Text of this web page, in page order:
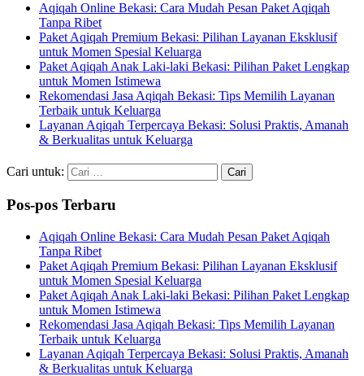
Aqiqah Online Bekasi: Cara Mudah Pesan Paket Aqiqah
Tanpa Ribet
Paket Aqiqah Premium Bekasi: Pilihan Layanan Eksklusif
untuk Momen Spesial Keluarga
Paket Aqiqah Anak Laki-laki Bekasi: Pilihan Paket Lengkap
untuk Momen Istimewa
Rekomendasi Jasa Aqiqah Bekasi: Tips Memilih Layanan
Terbaik untuk Keluarga
Layanan Aqiqah Terpercaya Bekasi: Solusi Praktis, Amanah
& Berkualitas untuk Keluarga
Cari untuk:
Pos-pos Terbaru
Aqiqah Online Bekasi: Cara Mudah Pesan Paket Aqiqah
Tanpa Ribet
Paket Aqiqah Premium Bekasi: Pilihan Layanan Eksklusif
untuk Momen Spesial Keluarga
Paket Aqiqah Anak Laki-laki Bekasi: Pilihan Paket Lengkap
untuk Momen Istimewa
Rekomendasi Jasa Aqiqah Bekasi: Tips Memilih Layanan
Terbaik untuk Keluarga
Layanan Aqiqah Terpercaya Bekasi: Solusi Praktis, Amanah
& Berkualitas untuk Keluarga